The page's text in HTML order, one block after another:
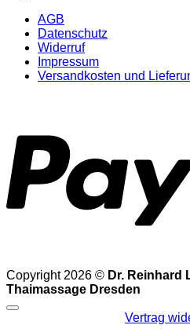
AGB
Datenschutz
Widerruf
Impressum
Versandkosten und
Copyright 2026 © Dr. Reinhard
Thaimassage Dresden
Vertrag